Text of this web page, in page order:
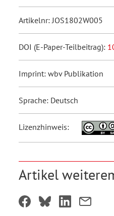
Artikelnr: JOS1802W005
DOI (E-Paper-Teilbeitrag):
Imprint: wbv Publikation
Sprache: Deutsch
Lizenzhinweis:
Artikel